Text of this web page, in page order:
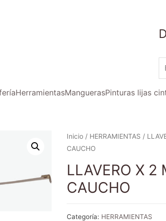
HerramientasManguerasPinturas lijas
Inicio/ HERRAMIENTAS /
CAUCHO
LLAVERO X 2
CAUCHO
Categoría: HERRAMIENTAS